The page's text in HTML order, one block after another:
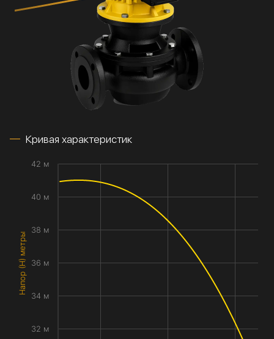
Кривая характеристик
Напор (H) метры
32 м
34 м
36 м
38 м
40 м
42 м